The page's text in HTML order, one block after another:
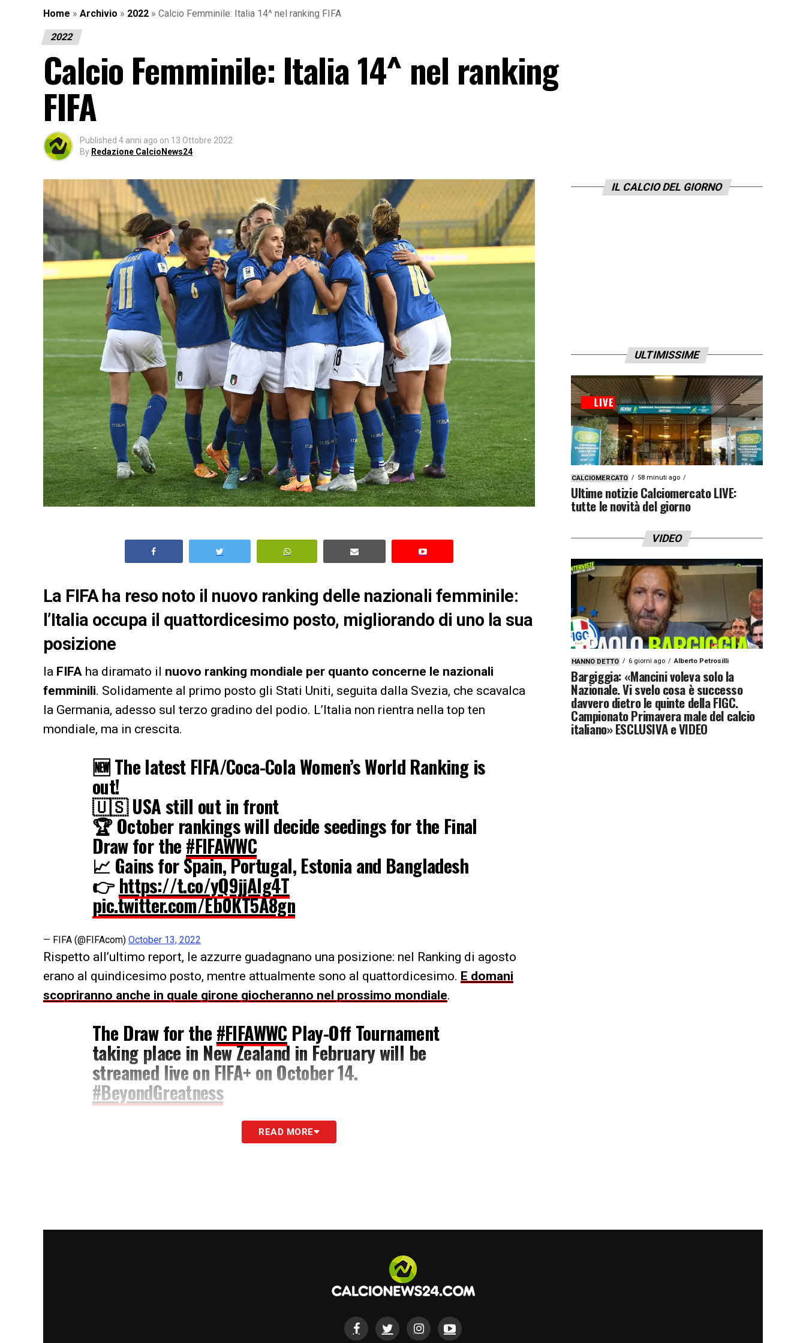
Home » Archivio » 2022 » Calcio Femminile: Italia 14^ nel ranking FIFA
2022
Calcio Femminile: Italia 14^ nel ranking
FIFA
Published 4 anni ago on 13 Ottobre 2022
By Redazione CalcioNews24
La FIFA ha reso noto il nuovo ranking delle nazionali femminile:
l’Italia occupa il quattordicesimo posto, migliorando di uno la sua
posizione
la FIFA ha diramato il nuovo ranking mondiale per quanto concerne le nazionali
femminili. Solidamente al primo posto gli Stati Uniti, seguita dalla Svezia, che scavalca
la Germania, adesso sul terzo gradino del podio. L’Italia non rientra nella top ten
mondiale, ma in crescita.
🆕 The latest FIFA/Coca-Cola Women’s World Ranking is
out!
🇺🇸 USA still out in front
🏆 October rankings will decide seedings for the Final
Draw for the #FIFAWWC
📈 Gains for Spain, Portugal, Estonia and Bangladesh
👉https://t.co/yQ9jjAIg4T
pic.twitter.com/Eb0KT5A8gn
— FIFA (@FIFAcom) October 13, 2022
Rispetto all’ultimo report, le azzurre guadagnano una posizione: nel Ranking di agosto
erano al quindicesimo posto, mentre attualmente sono al quattordicesimo. E domani
scopriranno anche in quale girone giocheranno nel prossimo mondiale.
The Draw for the #FIFAWWC Play-Off Tournament
taking place in New Zealand in February will be
streamed live on FIFA+ on October 14.
#BeyondGreatness
October 10, 2022
READ MORE
IL CALCIO DEL GIORNO
ULTIMISSIME
CALCIOMERCATO 58 minuti ago
Ultime notizie Calciomercato LIVE:
tutte le novità del giorno
VIDEO
HANNO DETTO 6 giorni ago Alberto Petrosilli
Bargiggia: «Mancini voleva solo la
Nazionale. Vi svelo cosa è successo
davvero dietro le quinte della FIGC.
Campionato Primavera male del calcio
italiano» ESCLUSIVA e VIDEO